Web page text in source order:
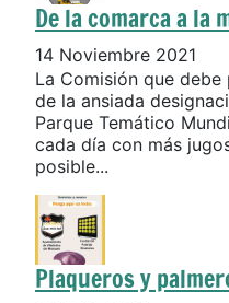
De la comarca a la
14 Noviembre 2021
La Comisión que
de la ansiada
Parque Temático
cada día con más
posible...
Plaqueros y